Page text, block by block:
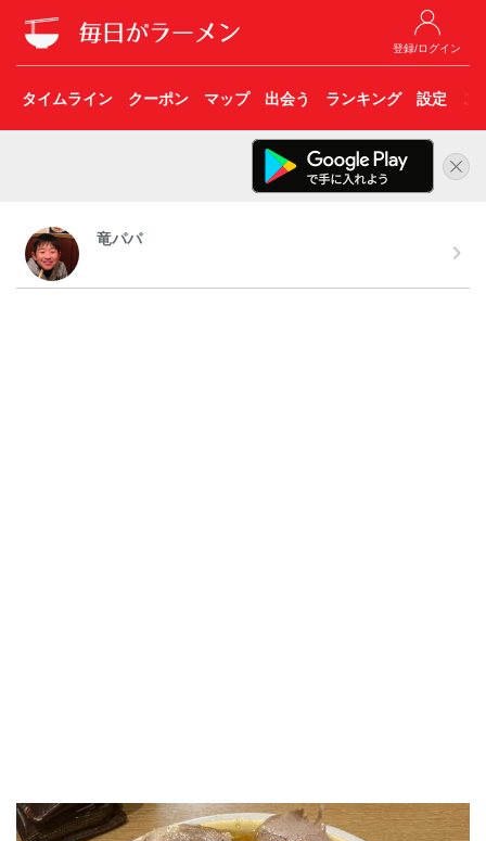
登録/ログイン
タイムライン クーポン マップ 出会う ランキング 設定 こ
竜パパ